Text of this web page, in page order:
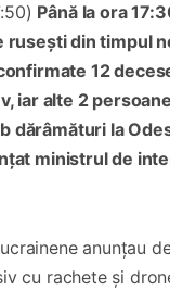
Până la ora
rusești din timpul
12
iar alte 2
dărâmături la
ministrul de
anunțau
cu rachete și